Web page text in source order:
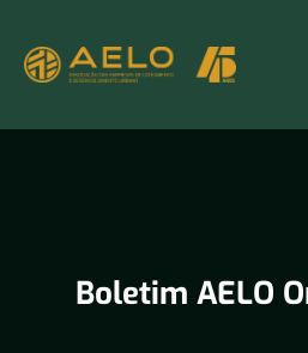
Boletim AELO